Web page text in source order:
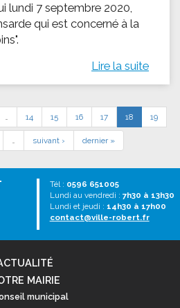
lundi 7 septembre 2020,
qui est concerné à la
Lire la suite
… 14 15 16 17 18 19
… suivant › dernier »
Tél : 0596 651005
Lundi au vendredi : 7h30 à 13h30
Lundi et jeudi : 14h30 à 17h00
contact@ville-robert.fr
MAIRIE
municipal